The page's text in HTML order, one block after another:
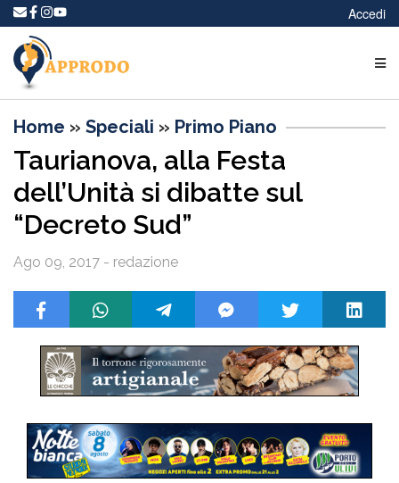
Accedi
Home » Speciali » Primo Piano
Taurianova, alla Festa
dell’Unità si dibatte sul
“Decreto Sud”
Ago 09, 2017 - redazione